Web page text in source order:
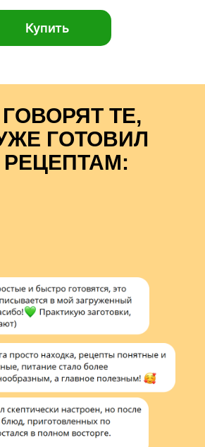
Купить
ТЕ,
ГОТОВИЛ